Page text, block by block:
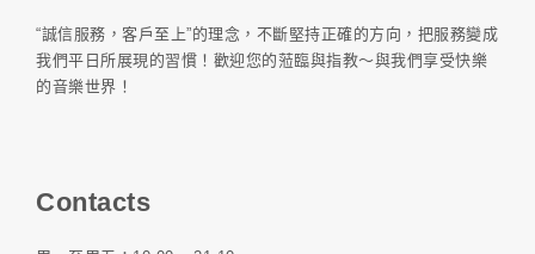
“誠信服務，客戶至上”的理念，不斷堅持正確的方向，把服務變成
我們平日所展現的習慣！歡迎您的蒞臨與指教～與我們享受快樂
的音樂世界！
Contacts